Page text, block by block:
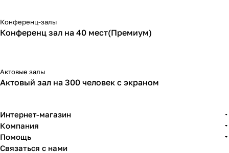
Конференц-залы
Конференц зал на 40 мест(Премиум)
Актовые залы
Актовый зал на 300 человек с экраном
Интернет-магазин
Компания
Помощь
Связаться с нами